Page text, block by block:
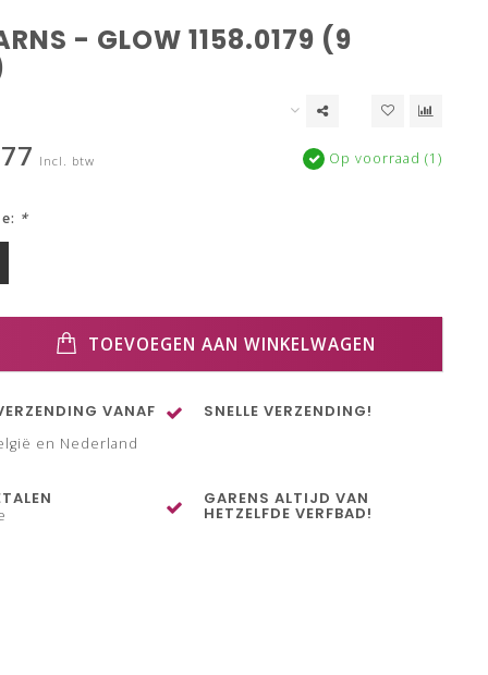
- GLOW 1158.0179 (9
Incl. btw Op voorraad (1)
*
TOEVOEGEN AAN WINKELWAGEN
VANAF
en Nederland
SNELLE VERZENDING!
GARENS ALTIJD VAN
HETZELFDE VERFBAD!